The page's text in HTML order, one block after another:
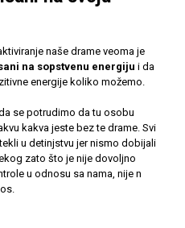
naše drame veoma je
na sopstvenu energiju i da
energije koliko možemo.
se potrudimo da tu osobu
kakva jeste bez te drame. Svi
u detinjstvu jer nismo dobijali
zato što je nije dovoljno
u odnosu sa nama, nije n